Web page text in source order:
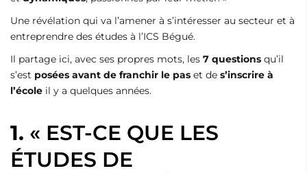
Une révélation qui va l’amener à s’intéresser au secteur et à
entreprendre des études à l’ICS Bégué.
Il partage ici, avec ses propres mots, les 7 questions qu’il
s’est posées avant de franchir le pas et de s’inscrire à
l’école il y a quelques années.
1. « EST-CE QUE LES
ÉTUDES DE